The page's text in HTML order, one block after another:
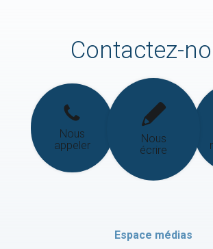
Contactez-
Nous
appeler
Nous
écrire
Espace médias